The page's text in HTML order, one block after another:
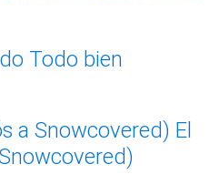
Todo bien
El